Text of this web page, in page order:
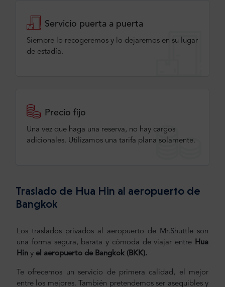
Servicio puerta a puerta
Siempre lo recogeremos y lo dejaremos en su lugar
de estadía.
Precio fijo
Una vez que haga una reserva, no hay cargos
adicionales. Utilizamos una tarifa plana solamente.
Traslado de Hua Hin al aeropuerto de
Bangkok
Los traslados privados al aeropuerto de Mr.Shuttle son
una forma segura, barata y cómoda de viajar entre Hua
Hin y el aeropuerto de Bangkok (BKK).
Te ofrecemos un servicio de primera calidad, el mejor
entre los mejores. También pretendemos ser asequibles y